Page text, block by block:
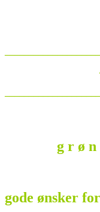
g r ø
gode ønsker